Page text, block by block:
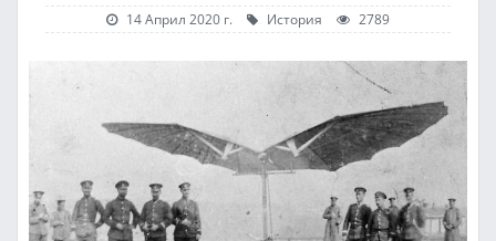
14 Април 2020 г. История 2789